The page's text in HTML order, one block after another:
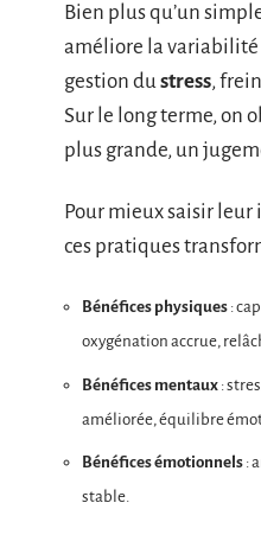
Bien plus qu’un
améliore la
gestion dustress,
Sur le long terme, on
plus grande, un
Pour mieux saisir
ces pratiques
Bénéfices physiques :
oxygénation accrue,
Bénéfices mentaux :
améliorée, équilibre
Bénéfices émotionnels :
stable.